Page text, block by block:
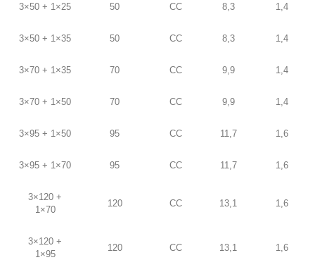
3×50 + 1×25 50 CC 8,3 1,4
3×50 + 1×35 50 CC 8,3 1,4
3×70 + 1×35 70 CC 9,9 1,4
3×70 + 1×50 70 CC 9,9 1,4
3×95 + 1×50 95 CC 11,7 1,6
3×95 + 1×70 95 CC 11,7 1,6
3×120 +
1×70
120 CC 13,1 1,6
3×120 +
1×95
120 CC 13,1 1,6